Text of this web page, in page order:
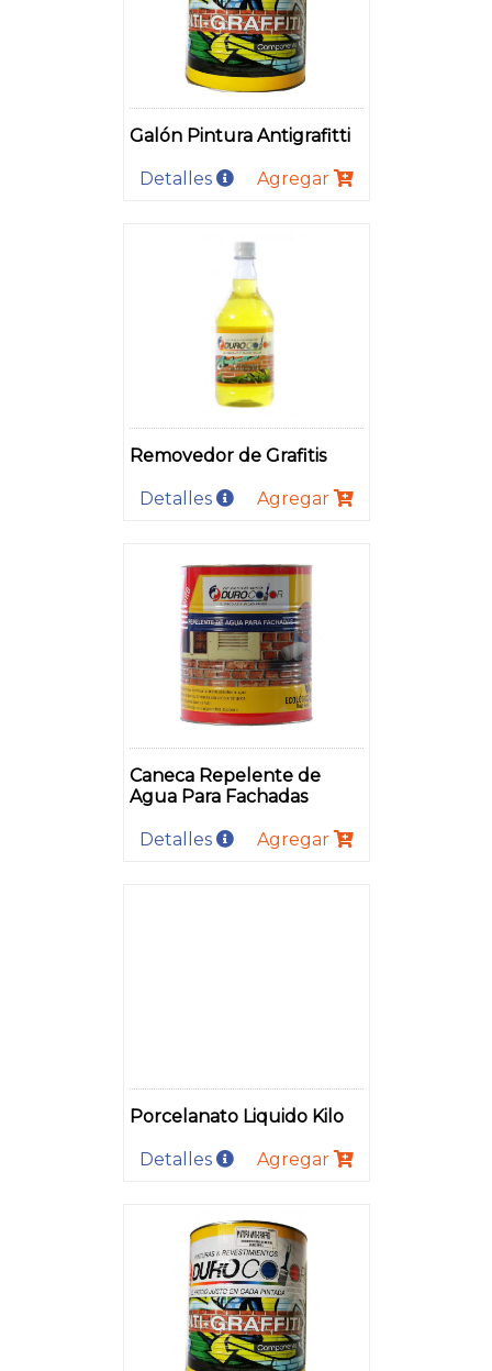
Galón Pintura Antigrafitti
Detalles Agregar
Removedor de Grafitis
Detalles Agregar
Caneca Repelente de
Agua Para Fachadas
Detalles Agregar
Porcelanato Liquido Kilo
Detalles Agregar